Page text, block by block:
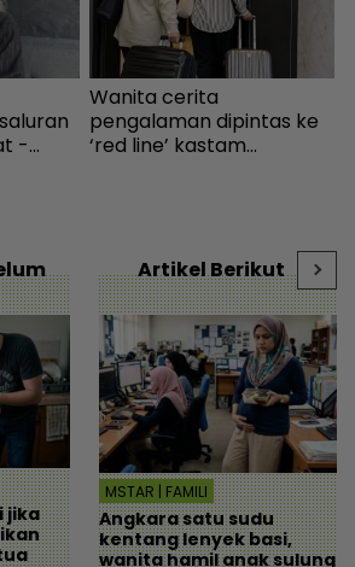
-
Wanita cerita
pengalaman dipintas ke
‘red line’ kastam
jika
Artikel Berikut
MSTAR | FAMILI
Angkara satu sudu
kentang lenyek basi,
wanita hamil anak sulung